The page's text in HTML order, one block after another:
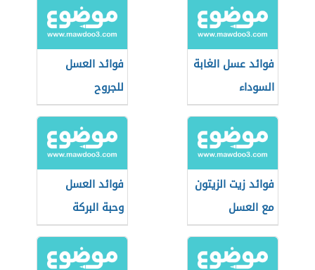
فوائد عسل الغابة
السوداء
فوائد العسل
للجروح
فوائد زيت الزيتون
مع العسل
فوائد العسل
وحبة البركة